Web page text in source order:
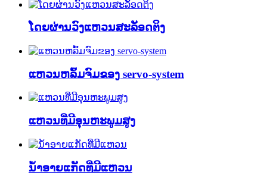
ໂດຍຜ່ານວົງແຫວນສະລັອດຕິງ
ແຫວນຫລົ້ມຈົມຂອງ servo-system
ແຫວນທີ່ມີອຸນຫະພູມສູງ
ນ້ໍາອາຍແກັດທີ່ມີແຫວນ